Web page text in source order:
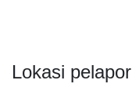
Lokasi pelapor